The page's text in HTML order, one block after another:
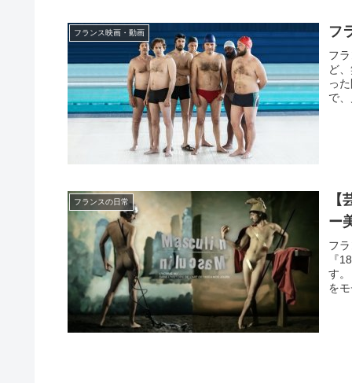
フランス映画・動画 フ
フ
ど
っ
で
フランスの日常
ー
フ
『
す
を